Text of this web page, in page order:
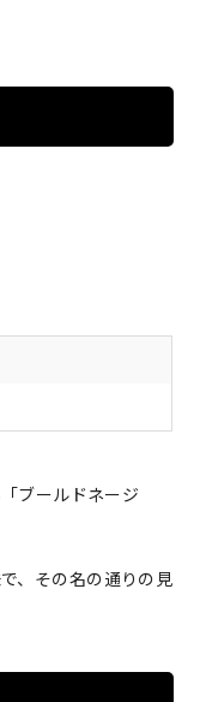
ブールドネージ
、その名の通りの見